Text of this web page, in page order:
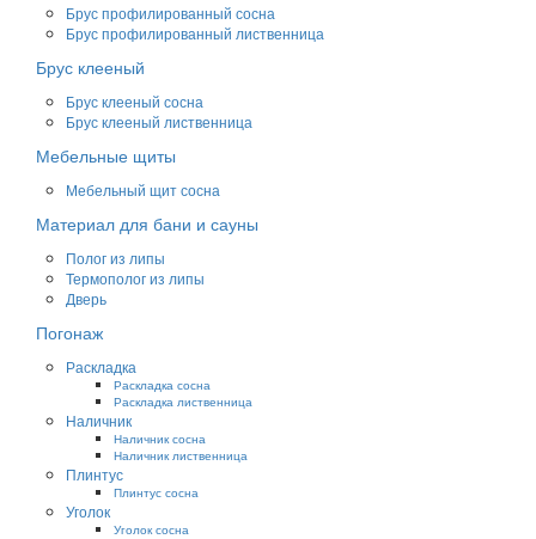
Брус профилированный сосна
Брус профилированный лиственница
Брус клееный
Брус клееный сосна
Брус клееный лиственница
Мебельные щиты
Мебельный щит сосна
Материал для бани и сауны
Полог из липы
Термополог из липы
Дверь
Погонаж
Раскладка
Раскладка сосна
Раскладка лиственница
Наличник
Наличник сосна
Наличник лиственница
Плинтус
Плинтус сосна
Уголок
Уголок сосна